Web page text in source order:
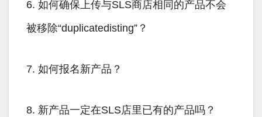
6. 如何确保上传与SLS商店相同的产品不会
被移除“duplicatedisting”？
7. 如何报名新产品？
8. 新产品一定在SLS店里已有的产品吗？